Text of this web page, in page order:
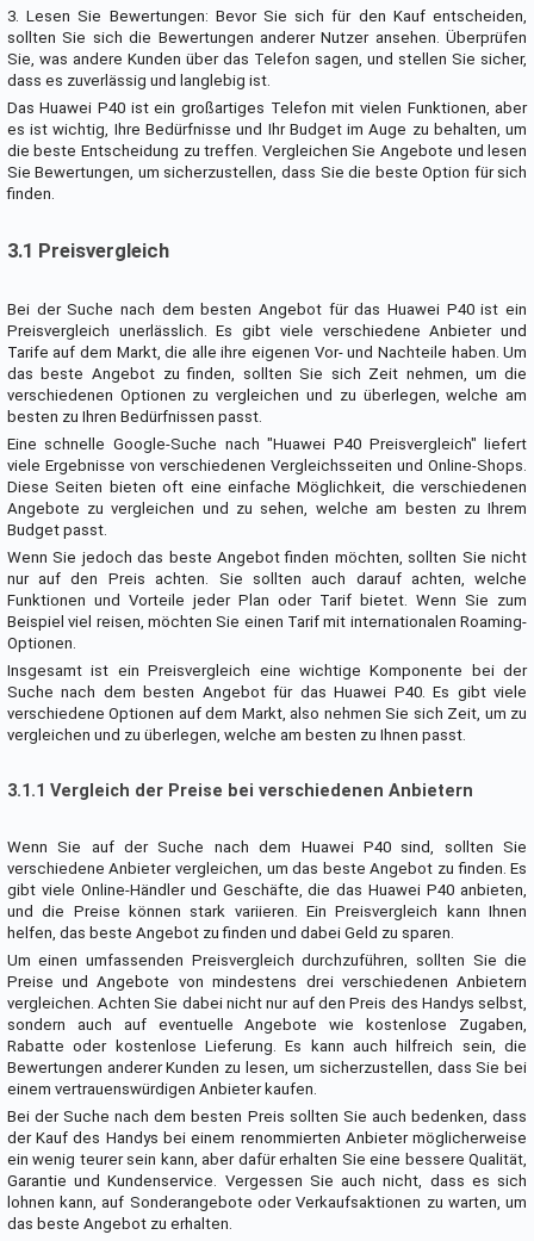
3. Lesen Sie Bewertungen: Bevor Sie sich für den Kauf entscheiden,
sollten Sie sich die Bewertungen anderer Nutzer ansehen. Überprüfen
Sie, was andere Kunden über das Telefon sagen, und stellen Sie sicher,
dass es zuverlässig und langlebig ist.
Das Huawei P40 ist ein großartiges Telefon mit vielen Funktionen, aber
es ist wichtig, Ihre Bedürfnisse und Ihr Budget im Auge zu behalten, um
die beste Entscheidung zu treffen. Vergleichen Sie Angebote und lesen
Sie Bewertungen, um sicherzustellen, dass Sie die beste Option für sich
finden.
3.1 Preisvergleich
Bei der Suche nach dem besten Angebot für das Huawei P40 ist ein
Preisvergleich unerlässlich. Es gibt viele verschiedene Anbieter und
Tarife auf dem Markt, die alle ihre eigenen Vor- und Nachteile haben. Um
das beste Angebot zu finden, sollten Sie sich Zeit nehmen, um die
verschiedenen Optionen zu vergleichen und zu überlegen, welche am
besten zu Ihren Bedürfnissen passt.
Eine schnelle Google-Suche nach "Huawei P40 Preisvergleich" liefert
viele Ergebnisse von verschiedenen Vergleichsseiten und Online-Shops.
Diese Seiten bieten oft eine einfache Möglichkeit, die verschiedenen
Angebote zu vergleichen und zu sehen, welche am besten zu Ihrem
Budget passt.
Wenn Sie jedoch das beste Angebot finden möchten, sollten Sie nicht
nur auf den Preis achten. Sie sollten auch darauf achten, welche
Funktionen und Vorteile jeder Plan oder Tarif bietet. Wenn Sie zum
Beispiel viel reisen, möchten Sie einen Tarif mit internationalen Roaming-
Optionen.
Insgesamt ist ein Preisvergleich eine wichtige Komponente bei der
Suche nach dem besten Angebot für das Huawei P40. Es gibt viele
verschiedene Optionen auf dem Markt, also nehmen Sie sich Zeit, um zu
vergleichen und zu überlegen, welche am besten zu Ihnen passt.
3.1.1 Vergleich der Preise bei verschiedenen Anbietern
Wenn Sie auf der Suche nach dem Huawei P40 sind, sollten Sie
verschiedene Anbieter vergleichen, um das beste Angebot zu finden. Es
gibt viele Online-Händler und Geschäfte, die das Huawei P40 anbieten,
und die Preise können stark variieren. Ein Preisvergleich kann Ihnen
helfen, das beste Angebot zu finden und dabei Geld zu sparen.
Um einen umfassenden Preisvergleich durchzuführen, sollten Sie die
Preise und Angebote von mindestens drei verschiedenen Anbietern
vergleichen. Achten Sie dabei nicht nur auf den Preis des Handys selbst,
sondern auch auf eventuelle Angebote wie kostenlose Zugaben,
Rabatte oder kostenlose Lieferung. Es kann auch hilfreich sein, die
Bewertungen anderer Kunden zu lesen, um sicherzustellen, dass Sie bei
einem vertrauenswürdigen Anbieter kaufen.
Bei der Suche nach dem besten Preis sollten Sie auch bedenken, dass
der Kauf des Handys bei einem renommierten Anbieter möglicherweise
ein wenig teurer sein kann, aber dafür erhalten Sie eine bessere Qualität,
Garantie und Kundenservice. Vergessen Sie auch nicht, dass es sich
lohnen kann, auf Sonderangebote oder Verkaufsaktionen zu warten, um
das beste Angebot zu erhalten.